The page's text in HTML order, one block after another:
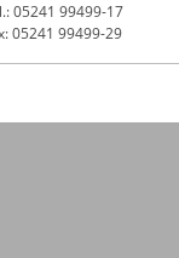
05241 99499-17
05241 99499-29